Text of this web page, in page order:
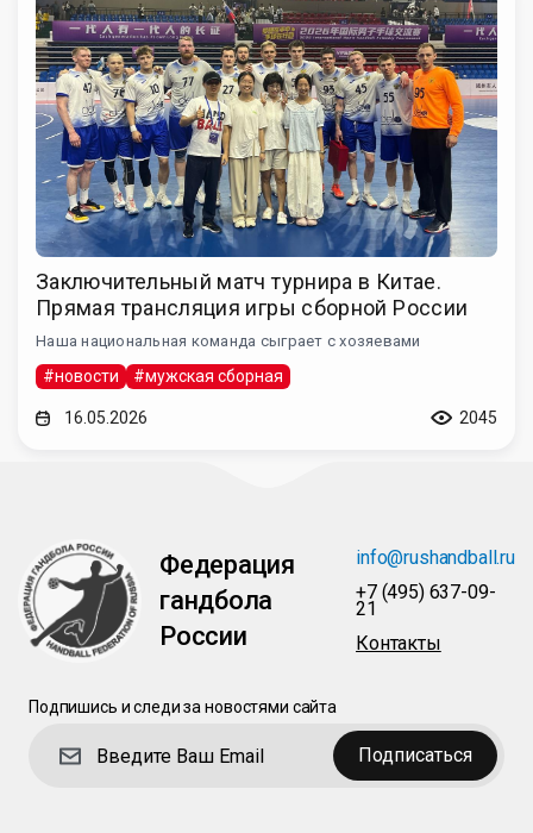
Заключительный матч турнира в Китае.
Прямая трансляция игры сборной России
Наша национальная команда сыграет с хозяевами
#новости #мужская сборная
16.05.2026 2045
Федерация
гандбола
России
info@rushandball.ru
+7 (495) 637-09-
21
Контакты
Подпишись и следи за новостями сайта
Подписаться